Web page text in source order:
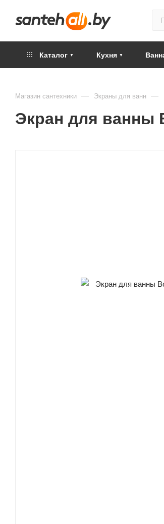
Каталог Кухня
Магазин сантехники — Экраны для ванн —
Экран для ванны